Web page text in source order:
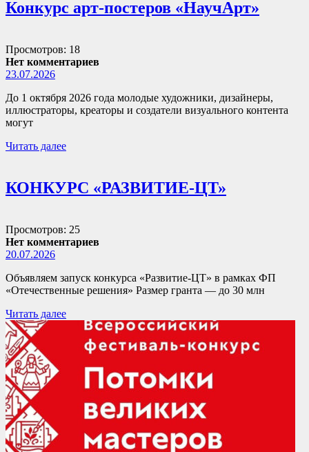
Конкурс арт-постеров «НаучАрт»
Просмотров: 18
Нет комментариев
23.07.2026
До 1 октября 2026 года молодые художники, дизайнеры,
иллюстраторы, креаторы и создатели визуального контента
могут
Читать далее
КОНКУРС «РАЗВИТИЕ-ЦТ»
Просмотров: 25
Нет комментариев
20.07.2026
Объявляем запуск конкурса «Развитие-ЦТ» в рамках ФП
«Отечественные решения» Размер гранта — до 30 млн
Читать далее